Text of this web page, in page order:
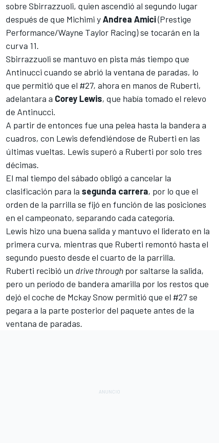
sobre Sbirrazzuoli, quien ascendió al segundo lugar
después de que Michimi yAndrea Amici(Prestige
Performance/Wayne Taylor Racing) se tocarán en la
curva 11.
Sbirrazzuoli se mantuvo en pista más tiempo que
Antinucci cuando se abrió la ventana de paradas, lo
que permitió que el #27, ahora en manos de Ruberti,
adelantara a Corey Lewis, que había tomado el relevo
de Antinucci.
A partir de entonces fue una pelea hasta la bandera a
cuadros, con Lewis defendiéndose de Ruberti en las
últimas vueltas. Lewis superó a Ruberti por solo tres
décimas.
El mal tiempo del sábado obligó a cancelar la
clasificación para la segunda carrera, por lo que el
orden de la parrilla se fijó en función de las posiciones
en el campeonato, separando cada categoría.
Lewis hizo una buena salida y mantuvo el liderato en la
primera curva, mientras que Ruberti remontó hasta el
segundo puesto desde el cuarto de la parrilla.
Ruberti recibió un drive through por saltarse la salida,
pero un período de bandera amarilla por los restos que
dejó el coche de Mckay Snow permitió que el #27 se
pegara a la parte posterior del paquete antes de la
ventana de paradas.